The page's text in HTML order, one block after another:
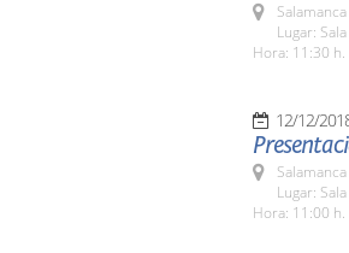
Lugar:
Hora: 11:30 h.
12/12/
Lugar:
Hora: 11:00 h.